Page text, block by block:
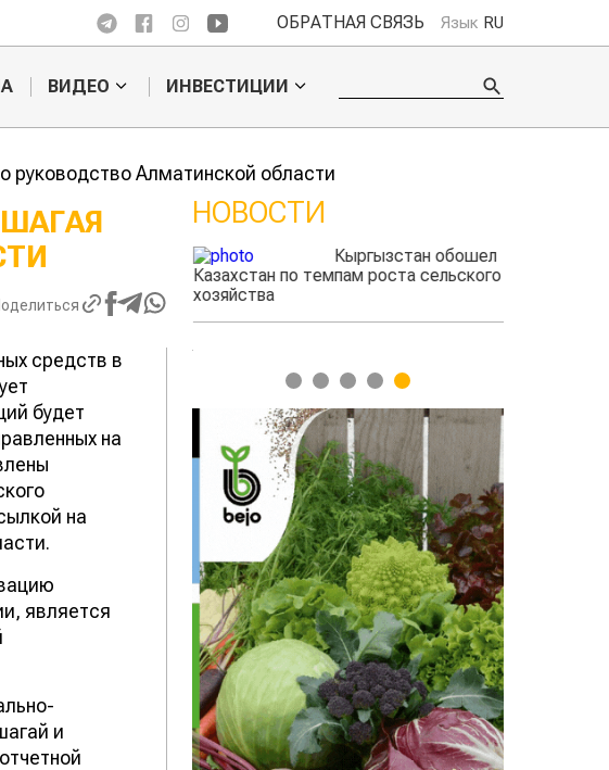
ОБРАТНАЯ СВЯЗЬ Язык RU
ВИДЕО ИНВЕСТИЦИИ
Алматинской области
средств в
будет
на
на
является
и
НОВОСТИ
Кыргызстан обошел
по темпам роста сельского
Казахстанские
фермеры заработали $35 млн на
экспорте чечевицы
1 2 3 4 5